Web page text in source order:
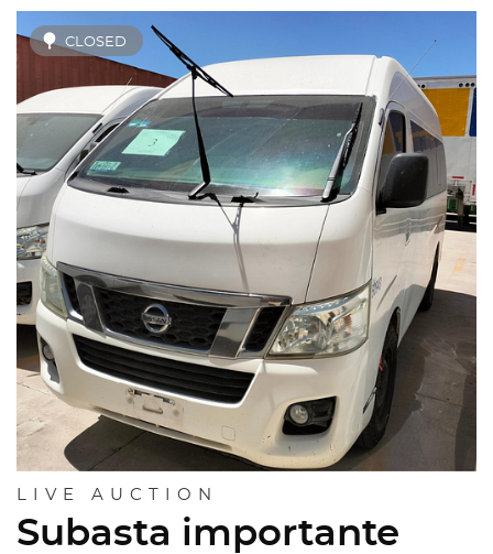
CLOSED
LIVE AUCTION
Subasta importante